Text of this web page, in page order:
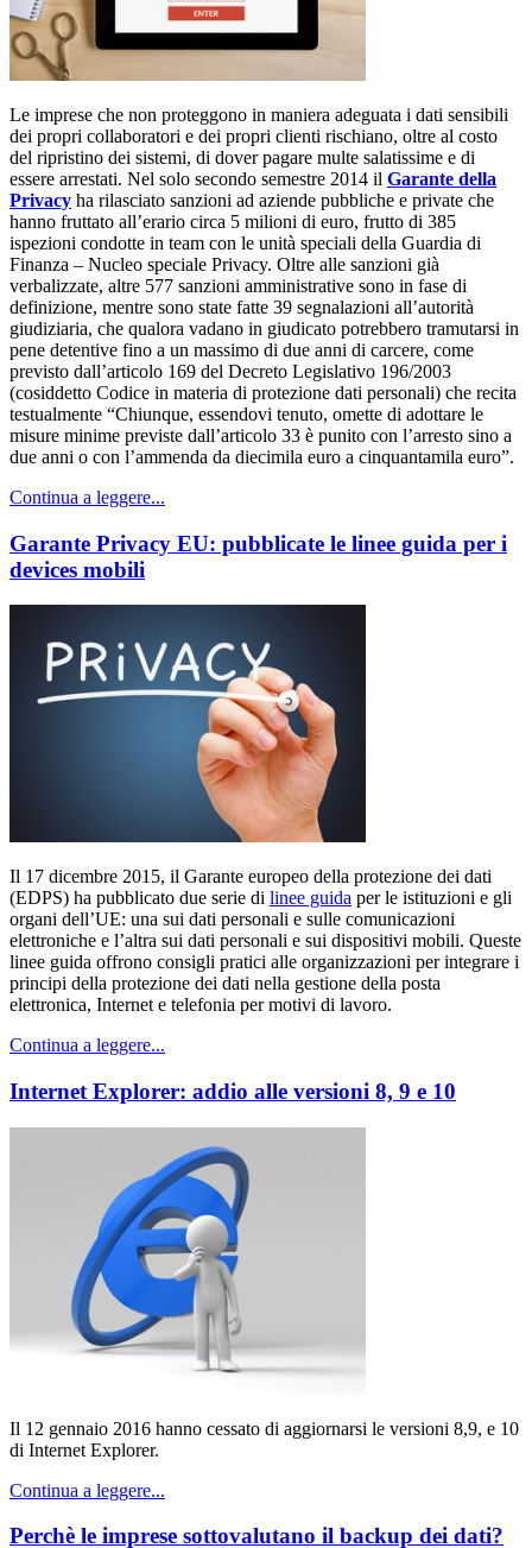
Le imprese che non proteggono in maniera adeguata i dati sensibili
dei propri collaboratori e dei propri clienti rischiano, oltre al costo
del ripristino dei sistemi, di dover pagare multe salatissime e di
essere arrestati. Nel solo secondo semestre 2014 il Garante della
Privacy ha rilasciato sanzioni ad aziende pubbliche e private che
hanno fruttato all’erario circa 5 milioni di euro, frutto di 385
ispezioni condotte in team con le unità speciali della Guardia di
Finanza – Nucleo speciale Privacy. Oltre alle sanzioni già
verbalizzate, altre 577 sanzioni amministrative sono in fase di
definizione, mentre sono state fatte 39 segnalazioni all’autorità
giudiziaria, che qualora vadano in giudicato potrebbero tramutarsi in
pene detentive fino a un massimo di due anni di carcere, come
previsto dall’articolo 169 del Decreto Legislativo 196/2003
(cosiddetto Codice in materia di protezione dati personali) che recita
testualmente “Chiunque, essendovi tenuto, omette di adottare le
misure minime previste dall’articolo 33 è punito con l’arresto sino a
due anni o con l’ammenda da diecimila euro a cinquantamila euro”.
Continua a leggere...
Garante Privacy EU: pubblicate le linee guida per i
devices mobili
Il 17 dicembre 2015, il Garante europeo della protezione dei dati
(EDPS) ha pubblicato due serie di linee guida per le istituzioni e gli
organi dell’UE: una sui dati personali e sulle comunicazioni
elettroniche e l’altra sui dati personali e sui dispositivi mobili. Queste
linee guida offrono consigli pratici alle organizzazioni per integrare i
principi della protezione dei dati nella gestione della posta
elettronica, Internet e telefonia per motivi di lavoro.
Continua a leggere...
Internet Explorer: addio alle versioni 8, 9 e 10
Il 12 gennaio 2016 hanno cessato di aggiornarsi le versioni 8,9, e 10
di Internet Explorer.
Continua a leggere...
Perchè le imprese sottovalutano il backup dei dati?